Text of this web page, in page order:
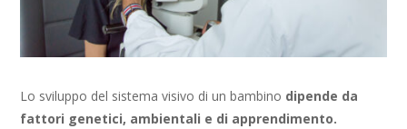
Lo sviluppo del sistema visivo di un bambino dipende da
fattori genetici, ambientali e di apprendimento.